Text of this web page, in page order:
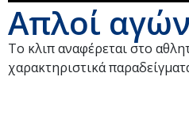
Απλοί
Το κλιπ αναφέρεται στο
χαρακτηριστικά